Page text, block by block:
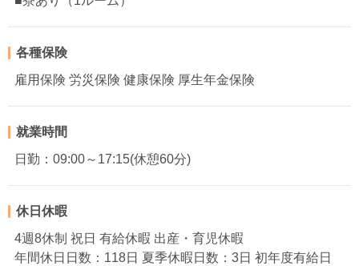
各種保険
雇用保険 労災保険 健康保険 厚生年金保険
就業時間
日勤：09:00～17:15(休憩60分)
休日休暇
4週8休制 祝日 有給休暇 出産・育児休暇
年間休日日数：118日 夏季休暇日数：3日 初年度有給日